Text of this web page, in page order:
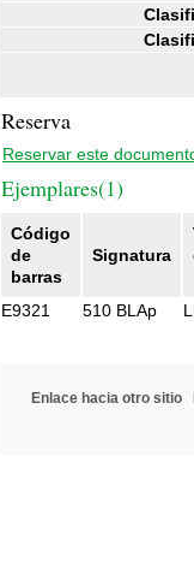
Reserva
Reservar este
Ejemplares(1)
Código
de
barras
Signatura
E9321
510 BLAp
Enlace hacia otro sitio